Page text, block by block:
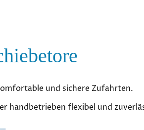
und sichere Zufahrten.
handbetrieben flexibel und